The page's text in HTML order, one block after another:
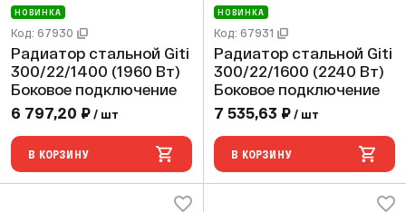
НОВИНКА
Код: 67930
Радиатор стальной Giti
300/22/1400 (1960 Вт)
Боковое подключение
6 797,20 ₽ / шт
В КОРЗИНУ
НОВИНКА
Код: 67931
Радиатор стальной Giti
300/22/1600 (2240 Вт)
Боковое подключение
7 535,63 ₽ / шт
В КОРЗИНУ